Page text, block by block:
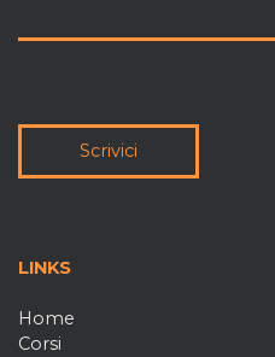
Scrivici
LINKS
Home
Corsi